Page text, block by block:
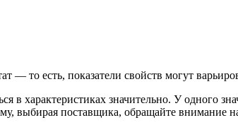
— то есть, показатели свойств могут
характеристиках значительно. У одного
выбирая поставщика, обращайте внимание